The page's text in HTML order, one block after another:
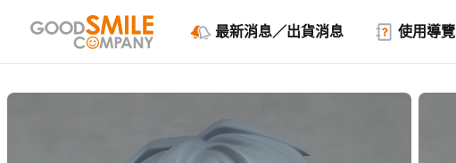
最新消息／出貨消息 使用導覽